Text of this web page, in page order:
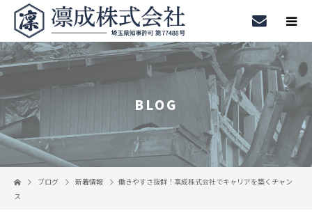
BLOG
ブログ 新着情報
働きやすさ抜群！凛成株式会社でキャリアを築くチャン
ス